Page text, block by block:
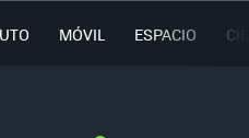
MÓVIL ESPACIO